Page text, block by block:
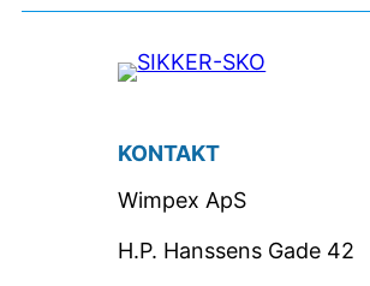
KONTAKT
Wimpex ApS
H.P. Hanssens Gade 42